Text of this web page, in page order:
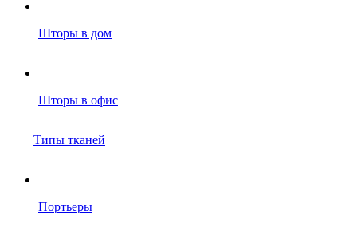
Шторы в дом
Шторы в офис
Типы тканей
Портьеры